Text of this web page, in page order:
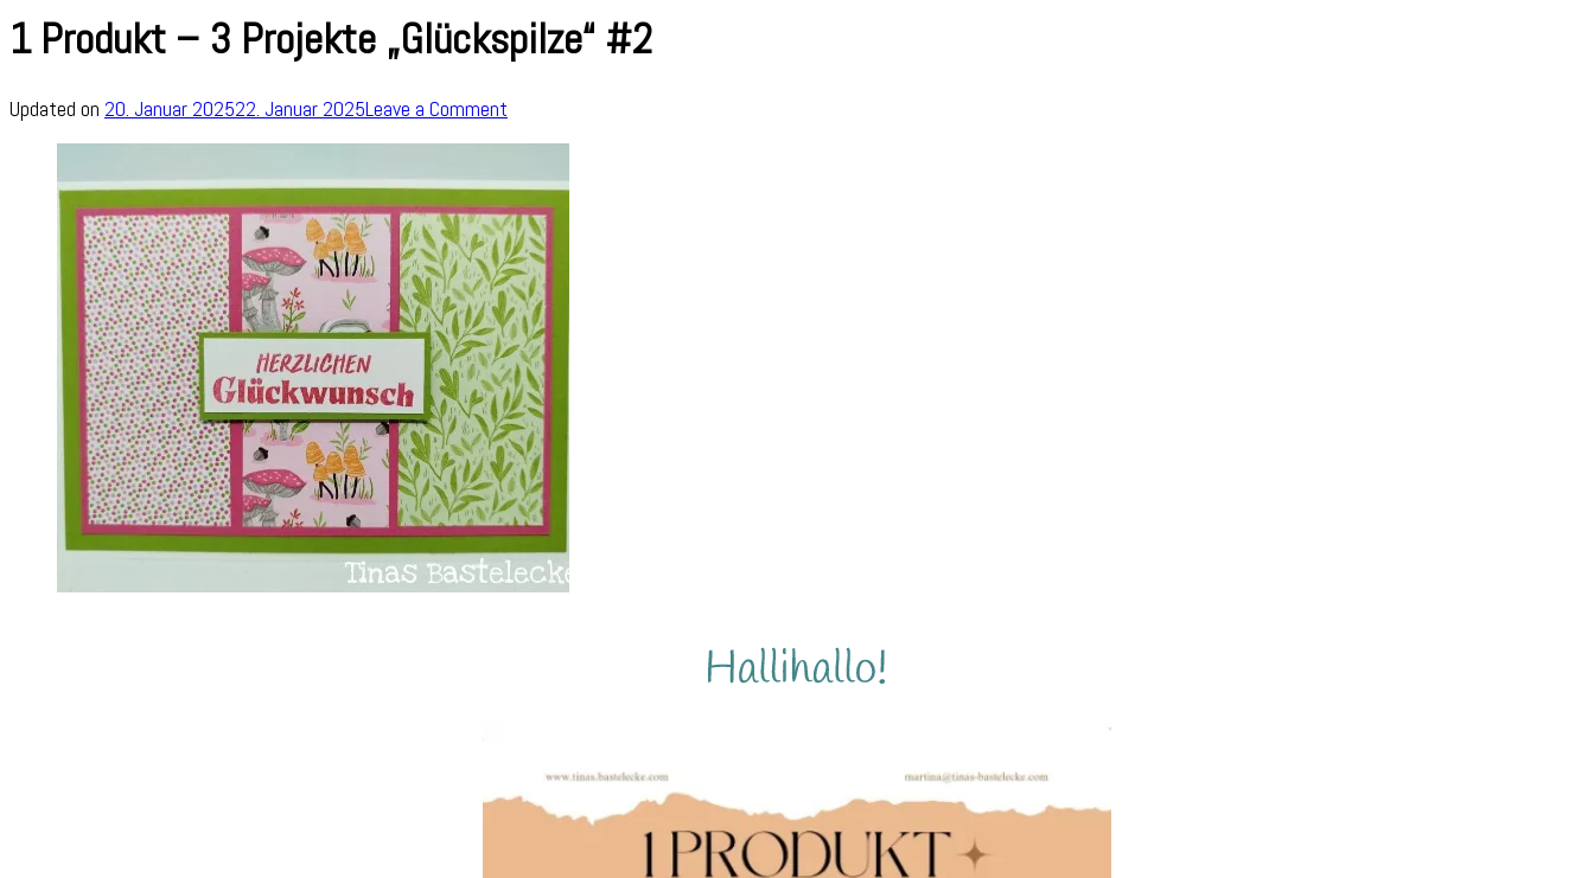
1 Produkt – 3 Projekte „Glückspilze“ #2
Updated on 20. Januar 202522. Januar 2025Leave a Comment
–
3
Projekte
„Glückspilze“
#2